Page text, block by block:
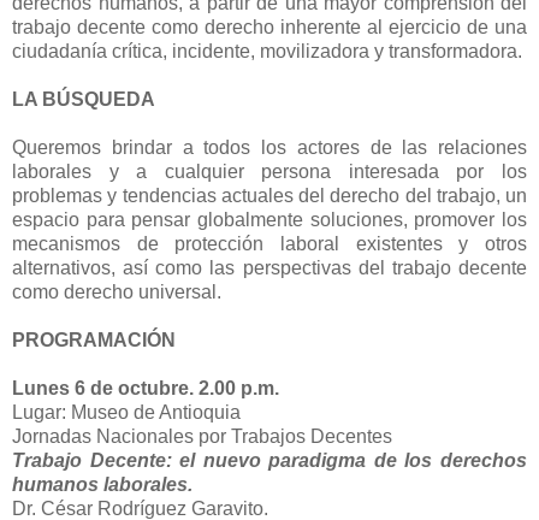
trabajo decente como derecho inherente al ejercicio de una
ciudadanía crítica, incidente, movilizadora y transformadora.
LA BÚSQUEDA
Queremos brindar a todos los actores de las relaciones
laborales y a cualquier persona interesada por los
problemas y tendencias actuales del derecho del trabajo, un
espacio para pensar globalmente soluciones, promover los
mecanismos de protección laboral existentes y otros
alternativos, así como las perspectivas del trabajo decente
como derecho universal.
PROGRAMACIÓN
Lunes 6 de octubre. 2.00 p.m.
Lugar: Museo de Antioquia
Jornadas Nacionales por Trabajos Decentes
Trabajo Decente: el nuevo paradigma de los derechos
humanos laborales.
Dr. César Rodríguez Garavito.